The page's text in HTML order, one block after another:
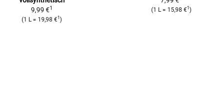
9,99 €1
(1 L= 19,98 €1 )
(1 L= 15,98 €1 )